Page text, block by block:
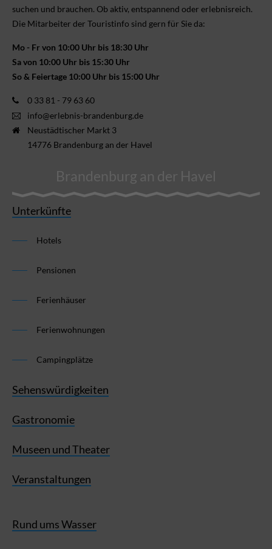
suchen und brauchen. Ob aktiv, ent­spannend oder erlebnis­reich.
Die Mitarbeiter der Touristinfo sind gern für Sie da:
Mo - Fr von 10:00 Uhr bis 18:30 Uhr
Sa von 10:00 Uhr bis 15:30 Uhr
So & Feiertage 10:00 Uhr bis 15:00 Uhr
0 33 81 - 79 63 60
info@erlebnis-brandenburg.de
Neustädtischer Markt 3
14776 Brandenburg an der Havel
Brandenburg an der Havel
Unterkünfte
Hotels
Pensionen
Ferienhäuser
Ferienwohnungen
Campingplätze
Sehenswürdigkeiten
Gastronomie
Museen und Theater
Veranstaltungen
Rund ums Wasser